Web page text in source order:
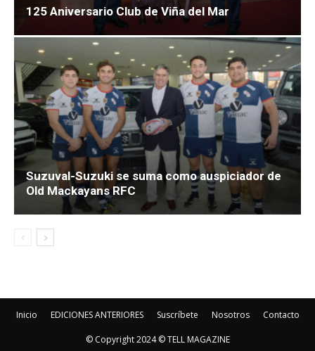
125 Aniversario Club de Viña del Mar
Suzuval-Suzuki se suma como auspiciador de
Old Mackayans RFC
Inicio EDICIONES ANTERIORES Suscríbete Nosotros Contacto
© Copyright 2024 © TELL MAGAZINE